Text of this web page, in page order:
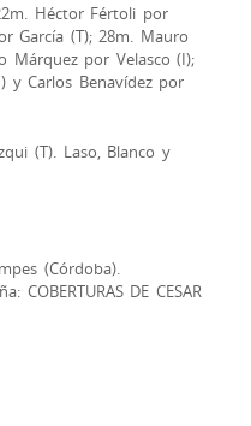
Héctor Fértoli por
García (T); 28m. Mauro
Márquez por Velasco (I);
y Carlos Benavídez por
(T). Laso, Blanco y
(Córdoba).
COBERTURAS DE CESAR